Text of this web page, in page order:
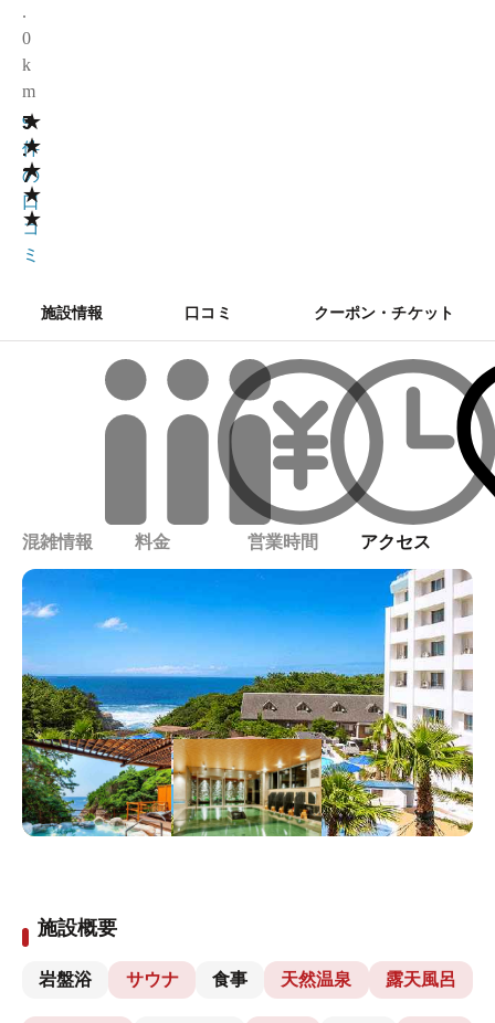
.
0
k
m
★
★
★
★
★
3
.
7
9
件
の
口
コ
ミ
施設情報 口コミ クーポン・チケット
混雑情報 料金 営業時間 アクセス
施設概要
岩盤浴 サウナ 食事 天然温泉 露天風呂